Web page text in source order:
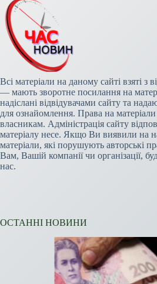
Всі матеріали на даному сайті взяті з
— мають зворотне посилання на
надіслані відвідувачами сайту та
для ознайомлення. Права на матеріали
власникам. Адміністрація сайту
матеріалу несе. Якщо Ви виявили на
матеріали, які порушують авторські
Вам, Вашій компанії чи організації,
нас.
ОСТАННІ НОВИНИ